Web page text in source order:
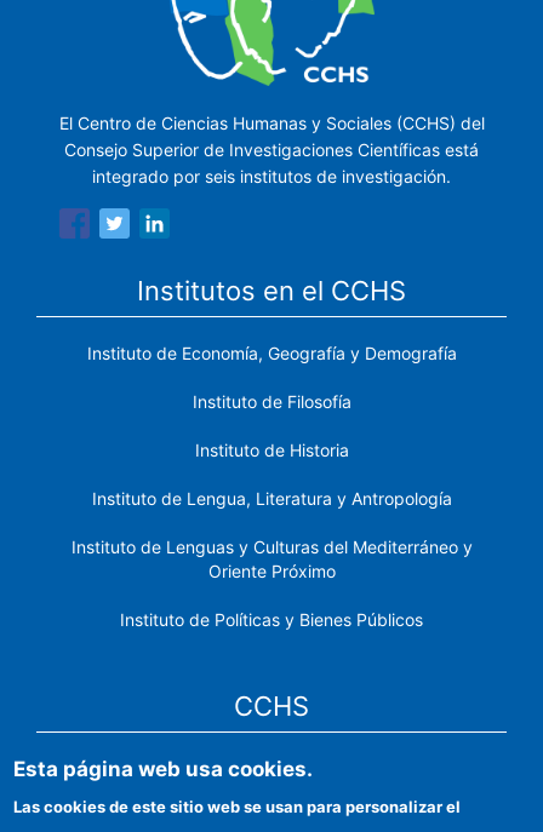
El Centro de Ciencias Humanas y Sociales (CCHS) del
Consejo Superior de Investigaciones Científicas está
integrado por seis institutos de investigación.
Institutos en el CCHS
Instituto de Economía, Geografía y Demografía
Instituto de Filosofía
Instituto de Historia
Instituto de Lengua, Literatura y Antropología
Instituto de Lenguas y Culturas del Mediterráneo y
Oriente Próximo
Instituto de Políticas y Bienes Públicos
CCHS
Sede electrónica CSIC
Identidad institucional
Esta página web usa cookies.
Las cookies de este sitio web se usan para personalizar el